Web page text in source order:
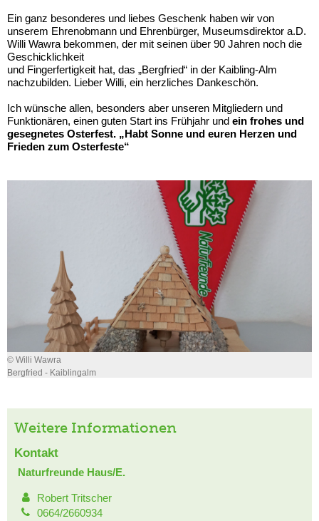
Ein ganz besonderes und liebes Geschenk haben wir von
unserem Ehrenobmann und Ehrenbürger, Museumsdirektor a.D.
Willi Wawra bekommen, der mit seinen über 90 Jahren noch die
Geschicklichkeit
und Fingerfertigkeit hat, das „Bergfried“ in der Kaibling-Alm
nachzubilden. Lieber Willi, ein herzliches Dankeschön.
Ich wünsche allen, besonders aber unseren Mitgliedern und
Funktionären, einen guten Start ins Frühjahr und ein frohes und
gesegnetes Osterfest. „Habt Sonne und euren Herzen und
Frieden zum Osterfeste“
© Willi Wawra
Bergfried - Kaiblingalm
Weitere Informationen
Kontakt
Naturfreunde Haus/E.
Robert Tritscher
0664/2660934